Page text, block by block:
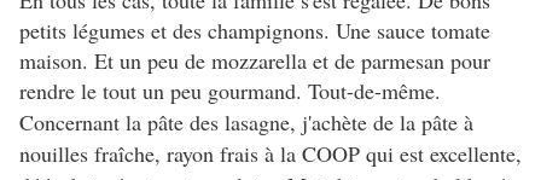
petits légumes et des champignons. Une sauce tomate
maison. Et un peu de mozzarella et de parmesan pour
rendre le tout un peu gourmand. Tout-de-même.
Concernant la pâte des lasagne, j'achète de la pâte à
nouilles fraîche, rayon frais à la COOP qui est excellente,